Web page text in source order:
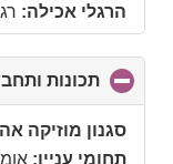
הרגלי אכילה:
תכונות
סגנון מוזיקה
תחומי עניין: